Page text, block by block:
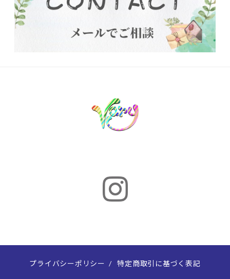
プライバシーポリシー / 特定商取引に基づく表記